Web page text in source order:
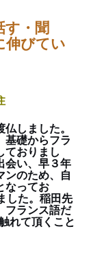
す・聞
伸びてい
しました。
基礎からフラ
ておりまし
会い、早３年
ンのため、自
なってお
した。稲田先
フランス語だ
れて頂くこと